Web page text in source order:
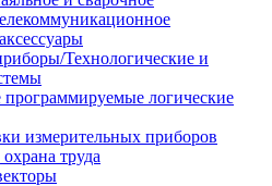
Технологические и
логические
измерительных приборов
труда